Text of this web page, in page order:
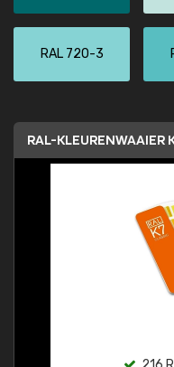
RAL 720-3
RAL-KLEURENWAAIER